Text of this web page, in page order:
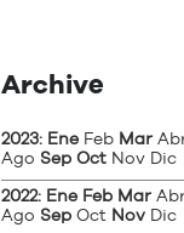
Archive
2023: Ene Feb Mar
Ago Sep Oct Nov Dic
2022: Ene Feb Mar
Ago Sep Oct Nov Dic